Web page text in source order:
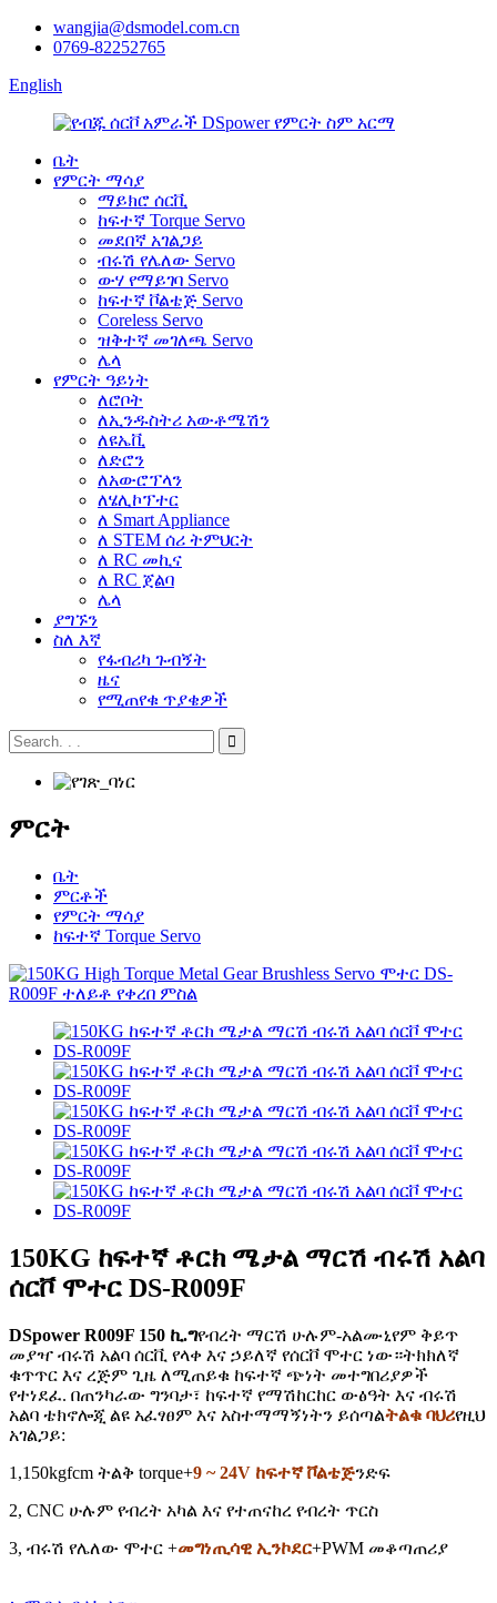
wangjia@dsmodel.com.cn
0769-82252765
English
ቤት
የምርት ማሳያ
ማይክሮ ሰርቪ
ከፍተኛ Torque Servo
መደበኛ አገልጋይ
ብሩሽ የሌለው Servo
ውሃ የማይገባ Servo
ከፍተኛ ቮልቴጅ Servo
Coreless Servo
ዝቅተኛ መገለጫ Servo
ሌላ
የምርት ዓይነት
ለሮቦት
ለኢንዱስትሪ አውቶሜሽን
ለዩኤቪ
ለድሮን
ለአውሮፕላን
ለሄሊኮፕተር
ለ Smart Appliance
ለ STEM ሰሪ ትምህርት
ለ RC መኪና
ለ RC ጀልባ
ሌላ
ያግኙን
ስለ እኛ
የፋብሪካ ጉብኝት
ዜና
የሚጠየቁ ጥያቄዎች
ምርት
ቤት
ምርቶች
የምርት ማሳያ
ከፍተኛ Torque Servo
150KG ከፍተኛ ቶርክ ሜታል ማርሽ ብሩሽ አልባ
ሰርቮ ሞተር DS-R009F
DSpower R009F 150 ኪ.ግየብረት ማርሽ ሁሉም-አልሙኒየም ቅይጥ
መያዣ ብሩሽ አልባ ሰርቪ የላቀ እና ኃይለኛ የሰርቮ ሞተር ነው።ትክክለኛ
ቁጥጥር እና ረጅም ጊዜ ለሚጠይቁ ከፍተኛ ጭነት መተግበሪያዎች
የተነደፈ. በጠንካራው ግንባታ፣ ከፍተኛ የማሽከርከር ውፅዓት እና ብሩሽ
አልባ ቴክኖሎጂ ልዩ አፈፃፀም እና አስተማማኝነትን ይሰጣልትልቁ ባህሪየዚህ
አገልጋይ:
1,150kgfcm ትልቅ torque+9 ~ 24V ከፍተኛ ቮልቴጅንድፍ
2, CNC ሁሉም የብረት አካል እና የተጠናከረ የብረት ጥርስ
3, ብሩሽ የሌለው ሞተር +መግነጢሳዊ ኢንኮደር+PWM መቆጣጠሪያ